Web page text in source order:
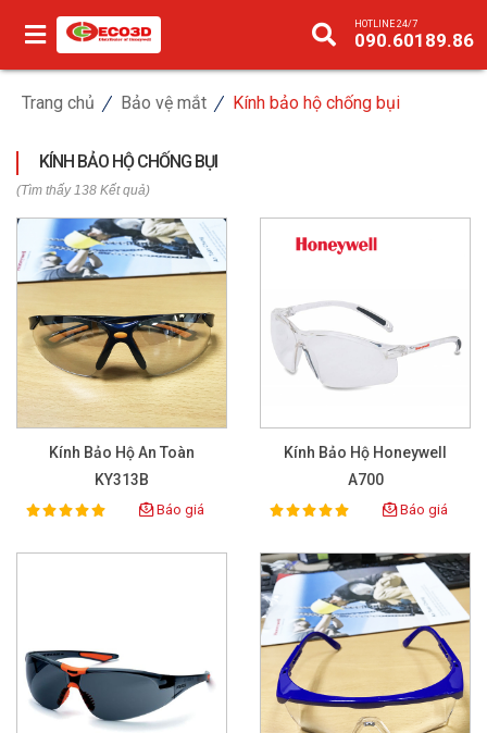
HOTLINE 24/7
090.60189.86
Trang chủ Bảo vệ mắt Kính bảo hộ chống bụi
KÍNH BẢO HỘ CHỐNG BỤI
(Tìm thấy 138 Kết quả)
Kính Bảo Hộ An Toàn
KY313B
Rating:
100% Báo giá
Kính Bảo Hộ Honeywell
A700
Rating:
100% Báo giá